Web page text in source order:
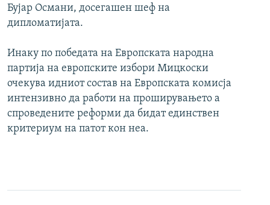
Бујар Османи, досегашен шеф на
дипломатијата.
Инаку по победата на Европската народна
партија на европските избори Мицкоски
очекува идниот состав на Европската комисја
интензивно да работи на проширувањето а
спроведените реформи да бидат единствен
критериум на патот кон неа.